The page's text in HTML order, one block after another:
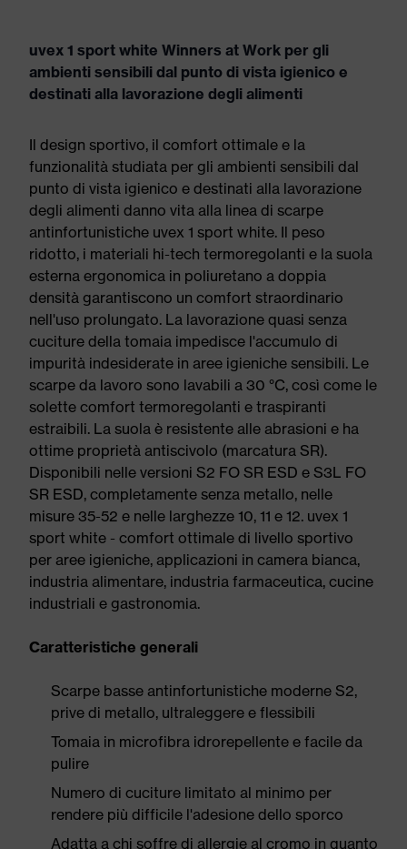
uvex 1 sport white Winners at Work per gli
ambienti sensibili dal punto di vista igienico e
destinati alla lavorazione degli alimenti
Il design sportivo, il comfort ottimale e la
funzionalità studiata per gli ambienti sensibili dal
punto di vista igienico e destinati alla lavorazione
degli alimenti danno vita alla linea di scarpe
antinfortunistiche uvex 1 sport white. Il peso
ridotto, i materiali hi-tech termoregolanti e la suola
esterna ergonomica in poliuretano a doppia
densità garantiscono un comfort straordinario
nell'uso prolungato. La lavorazione quasi senza
cuciture della tomaia impedisce l'accumulo di
impurità indesiderate in aree igieniche sensibili. Le
scarpe da lavoro sono lavabili a 30 °C, così come le
solette comfort termoregolanti e traspiranti
estraibili. La suola è resistente alle abrasioni e ha
ottime proprietà antiscivolo (marcatura SR).
Disponibili nelle versioni S2 FO SR ESD e S3L FO
SR ESD, completamente senza metallo, nelle
misure 35-52 e nelle larghezze 10, 11 e 12. uvex 1
sport white - comfort ottimale di livello sportivo
per aree igieniche, applicazioni in camera bianca,
industria alimentare, industria farmaceutica, cucine
industriali e gastronomia.
Caratteristiche generali
Scarpe basse antinfortunistiche moderne S2,
prive di metallo, ultraleggere e flessibili
Tomaia in microfibra idrorepellente e facile da
pulire
Numero di cuciture limitato al minimo per
rendere più difficile l'adesione dello sporco
Adatta a chi soffre di allergie al cromo in quanto